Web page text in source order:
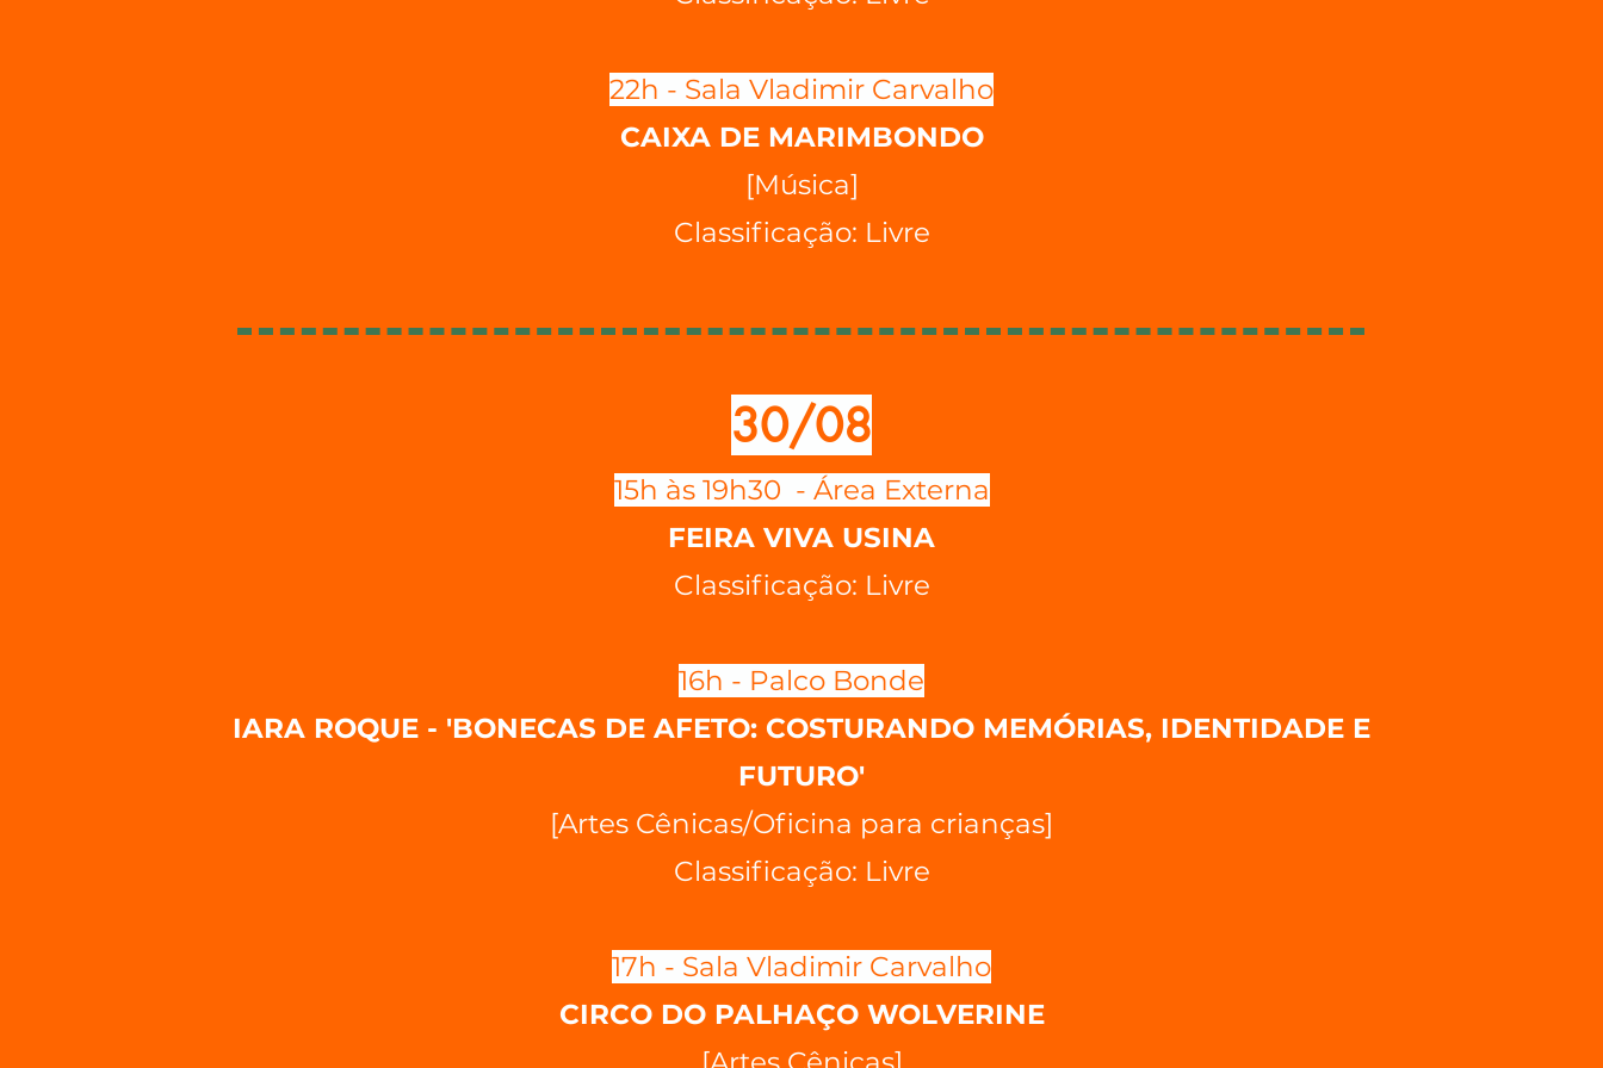
22h - Sala Vladimir Carvalho
CAIXA DE MARIMBONDO
[Música]
Classificação: Livre
30/08
15h às 19h30 - Área Externa
FEIRA VIVA USINA
Classificação: Livre
16h - Palco Bonde
IARA ROQUE - 'BONECAS DE AFETO: COSTURANDO MEMÓRIAS, IDENTIDADE E
FUTURO'
[Artes Cênicas/Oficina para crianças]
Classificação: Livre
17h - Sala Vladimir Carvalho
CIRCO DO PALHAÇO WOLVERINE